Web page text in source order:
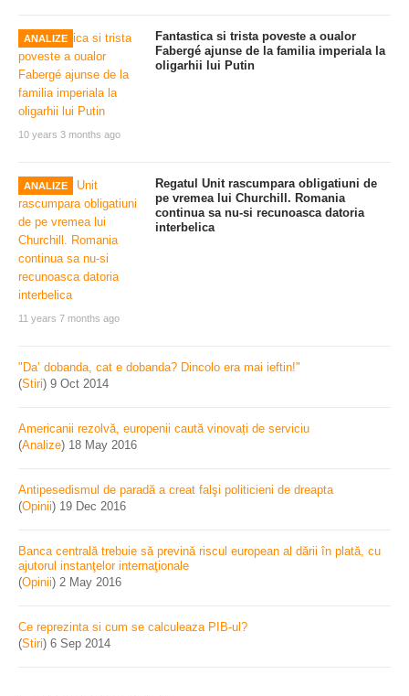
ANALIZE
10 years 3 months ago
Fantastica si trista poveste a oualor
Fabergé ajunse de la familia imperiala la
oligarhii lui Putin
ANALIZE
11 years 7 months ago
Regatul Unit rascumpara obligatiuni de
pe vremea lui Churchill. Romania
continua sa nu-si recunoasca datoria
interbelica
"Da’ dobanda, cat e dobanda? Dincolo era mai ieftin!"
(Stiri) 9 Oct 2014
Americanii rezolvă, europenii caută vinovați de serviciu
(Analize) 18 May 2016
Antipesedismul de paradă a creat falşi politicieni de dreapta
(Opinii) 19 Dec 2016
Banca centrală trebuie să prevină riscul european al dării în plată, cu
ajutorul instanţelor internaţionale
(Opinii) 2 May 2016
Ce reprezinta si cum se calculeaza PIB-ul?
(Stiri) 6 Sep 2014